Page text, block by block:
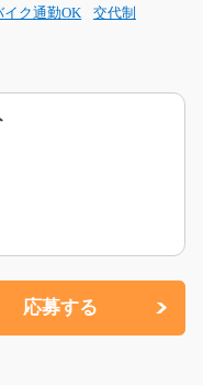
イク通勤OK 交代制
応募する